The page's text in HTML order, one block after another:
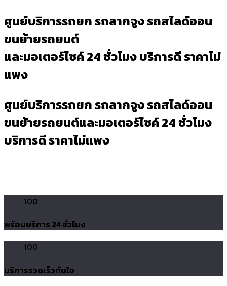
ศูนย์บริการรถยก รถลากจูง รถสไลด์ออน
ขนย้ายรถยนต์
และมอเตอร์ไซค์ 24 ชั่วโมง บริการดี ราคาไม่
แพง
ศูนย์บริการรถยก รถลากจูง รถสไลด์ออน
ขนย้ายรถยนต์และมอเตอร์ไซค์ 24 ชั่วโมง
บริการดี ราคาไม่แพง
100
พร้อมบริการ 24 ชั่วโมง
100
บริการรวดเร็วทันใจ